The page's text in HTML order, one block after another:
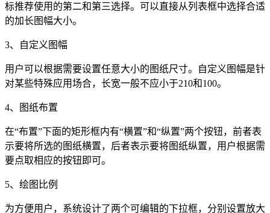
标推荐使用的第二和第三选择。可以直接从列表框中选择合适
的加长图幅大小。
3、自定义图幅
用户可以根据需要设置任意大小的图纸尺寸。自定义图幅是针
对某些特殊应用场合，长宽一般不应小于210和100。
4、图纸布置
在“布置”下面的矩形框内有“横置”和“纵置”两个按钮，前者表
示要将所选的图纸横置，后者表示要将图纸纵置，用户根据需
要点取相应的按钮即可。
5、绘图比例
为方便用户，系统设计了两个可编辑的下拉框，分别设置放大